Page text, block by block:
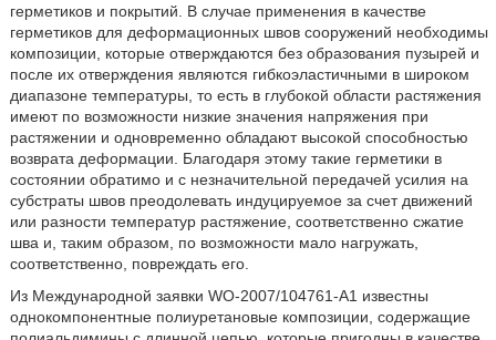
герметиков и покрытий. В случае применения в качестве
герметиков для деформационных швов сооружений необходимы
композиции, которые отверждаются без образования пузырей и
после их отверждения являются гибкоэластичными в широком
диапазоне температуры, то есть в глубокой области растяжения
имеют по возможности низкие значения напряжения при
растяжении и одновременно обладают высокой способностью
возврата деформации. Благодаря этому такие герметики в
состоянии обратимо и с незначительной передачей усилия на
субстраты швов преодолевать индуцируемое за счет движений
или разности температур растяжение, соответственно сжатие
шва и, таким образом, по возможности мало нагружать,
соответственно, повреждать его.
Из Международной заявки WO-2007/104761-A1 известны
однокомпонентные полиуретановые композиции, содержащие